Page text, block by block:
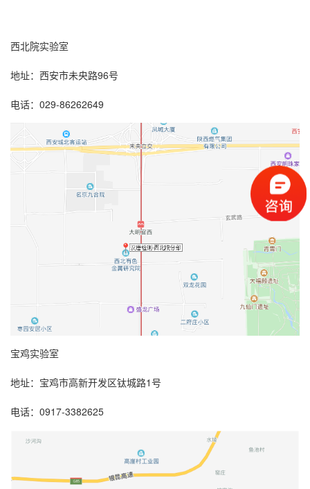
西北院实验室
地址：西安市未央路96号
电话： 029-86262649
宝鸡实验室
地址：宝鸡市高新开发区钛城路1 号
电话： 0917-3382625